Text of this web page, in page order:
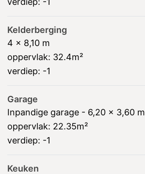
Kelderberging
4 x 8,10 m
oppervlak: 32.4m²
verdiep: -1
Garage
Inpandige garage - 6,20 x 3,60 m
oppervlak: 22.35m²
verdiep: -1
Keuken